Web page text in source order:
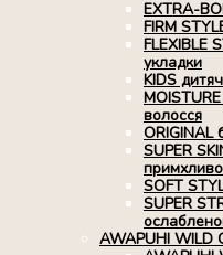
EXTRA-
FIRM
FLEXIBLE
укладки
KIDS
волосся
ORIGINAL
SUPER
SOFT
SUPER
AWAPUHI WILD